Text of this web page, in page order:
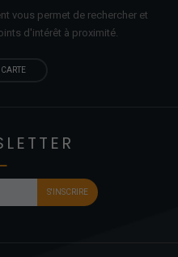
vous permet de rechercher et
d'intérêt à proximité.